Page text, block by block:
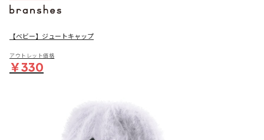
【ベビー】ジュートキャップ
アウトレット価格
￥330